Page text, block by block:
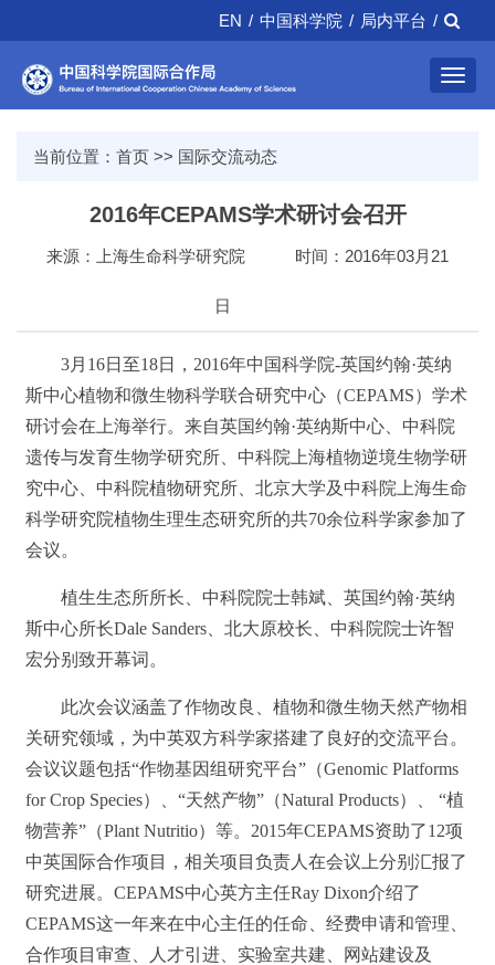
EN / 中国科学院 / 局内平台 /
当前位置： 首页 >> 国际交流动态
2016年CEPAMS学术研讨会召开
来源：上海生命科学研究院 时间：2016年03月21
日
3月16日至18日，2016年中国科学院-英国约翰·英纳
斯中心植物和微生物科学联合研究中心（CEPAMS）学术
研讨会在上海举行。来自英国约翰·英纳斯中心、中科院
遗传与发育生物学研究所、中科院上海植物逆境生物学研
究中心、中科院植物研究所、北京大学及中科院上海生命
科学研究院植物生理生态研究所的共70余位科学家参加了
会议。
植生生态所所长、中科院院士韩斌、英国约翰·英纳
斯中心所长Dale Sanders 、北大原校长、中科院院士许智
宏分别致开幕词。
此次会议涵盖了作物改良、植物和微生物天然产物相
关研究领域，为中英双方科学家搭建了良好的交流平台。
会议议题包括“作物基因组研究平台”（Genomic Platforms
for Crop Species）、“天然产物”（Natural Products）、 “植
物营养”（Plant Nutritio）等。 2015年CEPAMS资助了12项
中英国际合作项目，相关项目负责人在会议上分别汇报了
研究进展。CEPAMS中心英方主任Ray Dixon介绍了
CEPAMS这一年来在中心主任的任命、经费申请和管理、
合作项目审查、人才引进、实验室共建、网站建设及